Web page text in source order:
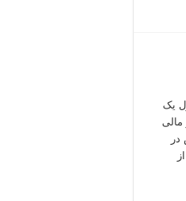
یک